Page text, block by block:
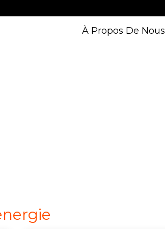
À Propos De Nous